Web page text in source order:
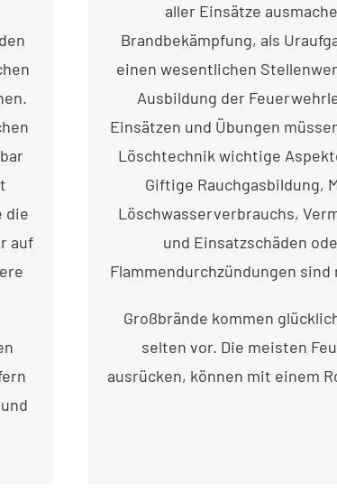
die
auf
aller Einsätze
Brandbekämpfung, als
einen wesentlichen
Ausbildung der
Einsätzen und Übungen
Löschtechnik wichtige
Giftige Rauchgasbildung,
Löschwasserverbrauchs,
und Einsatzschäden
Flammendurchzündungen
Großbrände kommen
selten vor. Die meisten
ausrücken, können mit einem